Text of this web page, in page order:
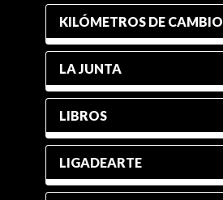
KILÓMETROS DE CAMBIO
LA JUNTA
LIBROS
LIGADEARTE